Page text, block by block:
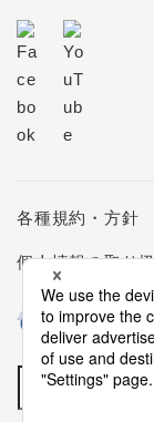
各種規約・方針
個人情報の取り
当社は個人
マークの使